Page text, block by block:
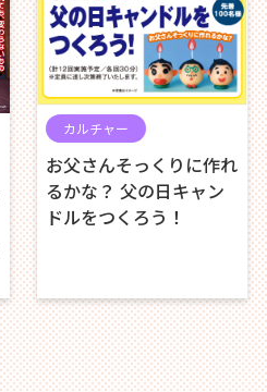
カルチャー
お父さんそっくりに作れ
るかな？ 父の日キャン
ドルをつくろう！